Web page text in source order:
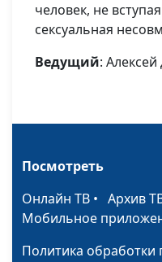
человек, не
сексуальная
Ведущий:
Посмотреть
Онлайн ТВ • Архив
Мобильное
Политика обработки